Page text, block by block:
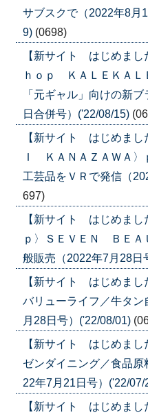
サブスクで（2022年8月
9) (0698)
【新サイト はじめま
ｈｏｐ ＫＡＬＥＫＡＬ
「元ギャル」向けの新
日合併号）('22/08/15)
【新サイト はじめま
Ｉ ＫＡＮＡＺＡＷＡ〉
工芸品をＶＲで発信（
697)
【新サイト はじめま
ｐ〉ＳＥＶＥＮ ＢＥＡ
般販売（2022年7月28日
【新サイト はじめま
バリューライフ／牛タ
月28日号）('22/08/01)
【新サイト はじめま
ゼンダイニング／食品
22年7月21日号）('22/07/
【新サイト はじめま